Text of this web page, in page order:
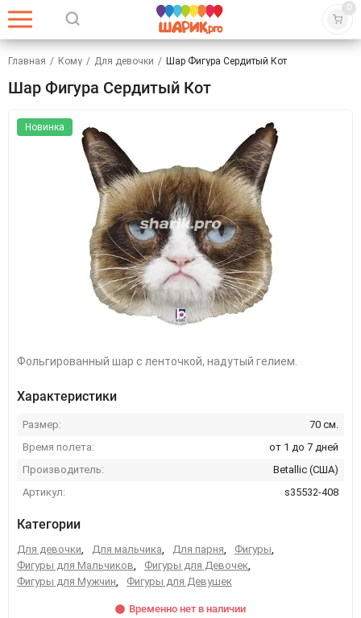
0
Главная / Кому / Для девочки / Шар Фигура Сердитый Кот
Шар Фигура Сердитый Кот
Новинка
Фольгированный шар с ленточкой, надутый гелием.
Характеристики
Размер:
70 см.
Время полета:
от 1 до 7 дней
Производитель:
Betallic (США)
Артикул:
s35532-408
Категории
Для девочки, Для мальчика, Для парня, Фигуры,
Фигуры для Мальчиков, Фигуры для Девочек,
Фигуры для Мужчин, Фигуры для Девушек
Временно нет в наличии